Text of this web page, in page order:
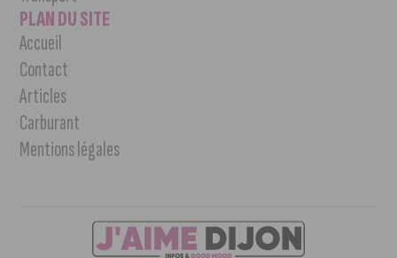
PLAN DU SITE
Accueil
Contact
Articles
Carburant
Mentions légales